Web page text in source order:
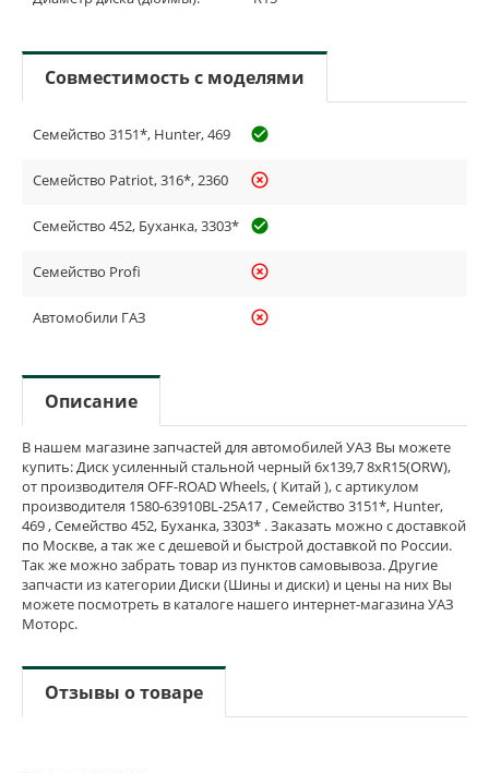
Совместимость с моделями
Семейство 3151*, Hunter, 469 check_circle_outline
Семейство Patriot, 316*, 2360 highlight_off
Семейство 452, Буханка, 3303* check_circle_outline
Семейство Profi highlight_off
Автомобили ГАЗ highlight_off
Описание
В нашем магазине запчастей для автомобилей УАЗ Вы можете
купить: Диск усиленный стальной черный 6x139,7 8xR15(ORW),
от производителя OFF-ROAD Wheels, ( Китай ), с артикулом
производителя 1580-63910BL-25A17 , Семейство 3151*, Hunter,
469 , Семейство 452, Буханка, 3303* . Заказать можно с доставкой
по Москве, а так же с дешевой и быстрой доставкой по России.
Так же можно забрать товар из пунктов самовывоза. Другие
запчасти из категории Диски (Шины и диски) и цены на них Вы
можете посмотреть в каталоге нашего интернет-магазина УАЗ
Моторс.
Отзывы о товаре